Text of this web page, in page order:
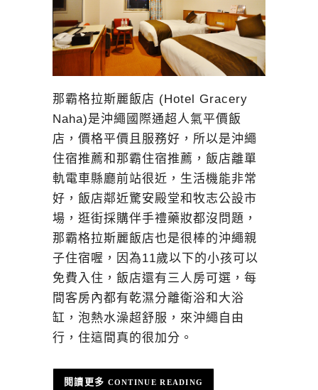
那霸格拉斯麗飯店 (Hotel Gracery
Naha)是沖繩國際通超人氣平價飯
店，價格平價且服務好，所以是沖繩
住宿推薦和那霸住宿推薦，飯店離單
軌電車縣廳前站很近，生活機能非常
好，飯店鄰近驚安殿堂和牧志公設市
場，逛街採購伴手禮藥妝都沒問題，
那霸格拉斯麗飯店也是很棒的沖繩親
子住宿喔，因為11歲以下的小孩可以
免費入住，飯店還有三人房可選，每
間客房內都有乾濕分離衛浴和大浴
缸，泡熱水澡超舒服，來沖繩自由
行，住這間真的很加分。
CONTINUE READING